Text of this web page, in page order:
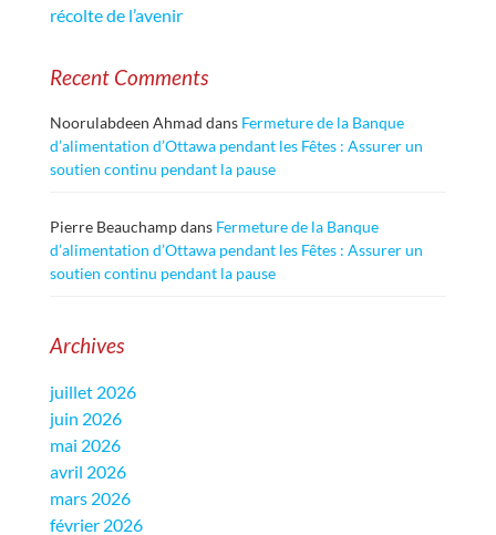
récolte de l’avenir
Recent Comments
Noorulabdeen Ahmad dans Fermeture de la Banque
d’alimentation d’Ottawa pendant les Fêtes : Assurer un
soutien continu pendant la pause
Pierre Beauchampdans Fermeture de la Banque
d’alimentation d’Ottawa pendant les Fêtes : Assurer un
soutien continu pendant la pause
Archives
juillet 2026
juin 2026
mai 2026
avril 2026
mars 2026
février 2026